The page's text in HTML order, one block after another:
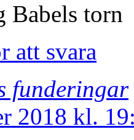
Babels torn
att svara
funderingar
2018 kl.